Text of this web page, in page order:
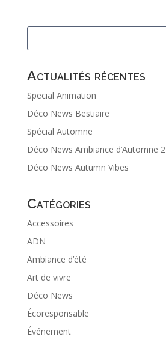
Actualités récentes
Special Animation
Déco News Bestiaire
Spécial Automne
Déco News Ambiance d’Automne 2
Déco News Autumn Vibes
Catégories
Accessoires
ADN
Ambiance d’été
Art de vivre
Déco News
Écoresponsable
Événement